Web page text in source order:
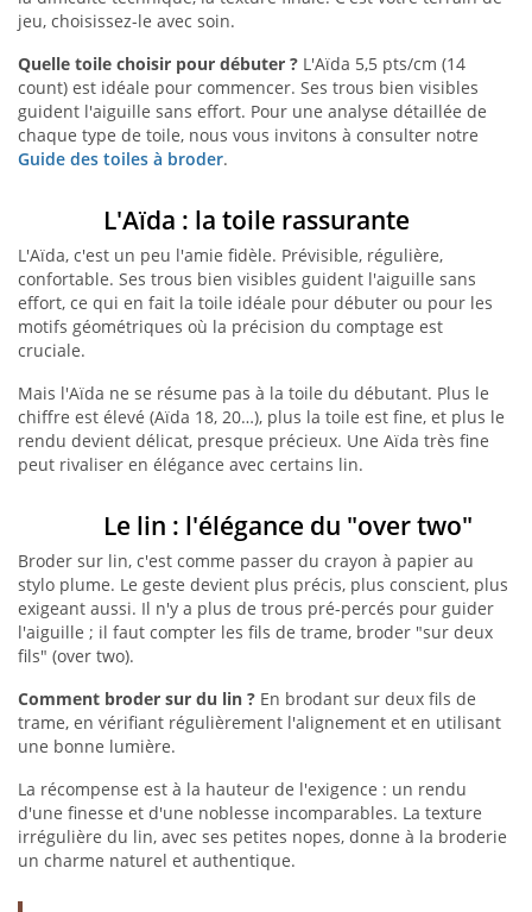
jeu, choisissez-le avec soin.
Quelle toile choisir pour débuter ? L'Aïda 5,5 pts/cm (14
count) est idéale pour commencer. Ses trous bien visibles
guident l'aiguille sans effort. Pour une analyse détaillée de
chaque type de toile, nous vous invitons à consulter notre
Guide des toiles à broder.
L'Aïda : la toile rassurante
L'Aïda, c'est un peu l'amie fidèle. Prévisible, régulière,
confortable. Ses trous bien visibles guident l'aiguille sans
effort, ce qui en fait la toile idéale pour débuter ou pour les
motifs géométriques où la précision du comptage est
cruciale.
Mais l'Aïda ne se résume pas à la toile du débutant. Plus le
chiffre est élevé (Aïda 18, 20…), plus la toile est fine, et plus le
rendu devient délicat, presque précieux. Une Aïda très fine
peut rivaliser en élégance avec certains lin.
Le lin : l'élégance du "over two"
Broder sur lin, c'est comme passer du crayon à papier au
stylo plume. Le geste devient plus précis, plus conscient, plus
exigeant aussi. Il n'y a plus de trous pré-percés pour guider
l'aiguille ; il faut compter les fils de trame, broder "sur deux
fils" (over two).
Comment broder sur du lin ? En brodant sur deux fils de
trame, en vérifiant régulièrement l'alignement et en utilisant
une bonne lumière.
La récompense est à la hauteur de l'exigence : un rendu
d'une finesse et d'une noblesse incomparables. La texture
irrégulière du lin, avec ses petites nopes, donne à la broderie
un charme naturel et authentique.